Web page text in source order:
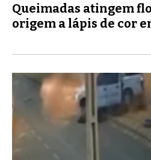
Queimadas atingem
origem a lápis de cor